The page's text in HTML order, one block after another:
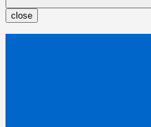
close